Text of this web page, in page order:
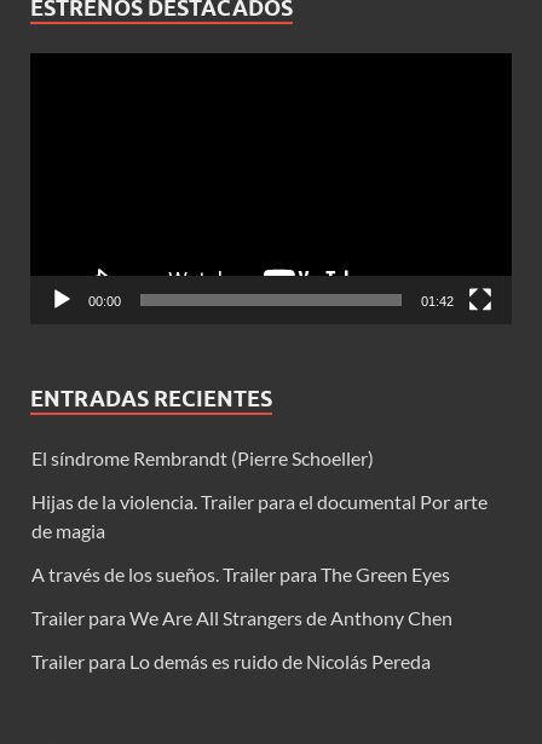
ESTRENOS DESTACADOS
00:00 01:42
ENTRADAS RECIENTES
El síndrome Rembrandt (Pierre Schoeller)
Hijas de la violencia. Trailer para el documental Por arte
de magia
A través de los sueños. Trailer para The Green Eyes
Trailer para We Are All Strangers de Anthony Chen
Trailer para Lo demás es ruido de Nicolás Pereda